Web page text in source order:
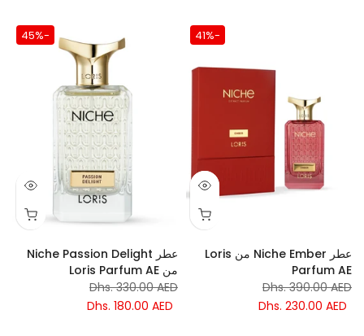
-41%
عطر Niche Ember من Loris
Parfum AE
Dhs. 390.00 AED
Dhs. 230.00 AED
-45%
عطر Niche Passion Delight
من Loris Parfum AE
Dhs. 330.00 AED
Dhs. 180.00 AED